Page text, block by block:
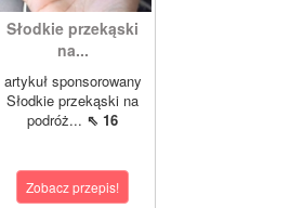
Słodkie przekąski
na...
artykuł sponsorowany
Słodkie przekąski na
podróż... ⇖ 16
Zobacz przepis!